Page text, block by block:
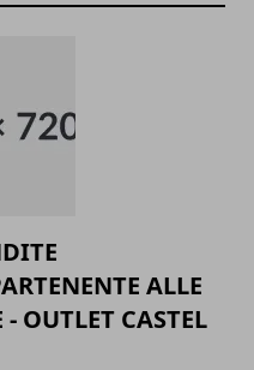
ALLE
- OUTLET CASTEL